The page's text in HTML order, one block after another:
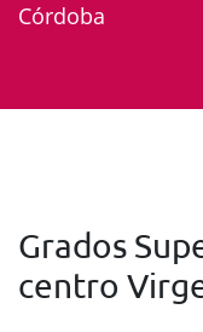
Córdoba
Grados
centro